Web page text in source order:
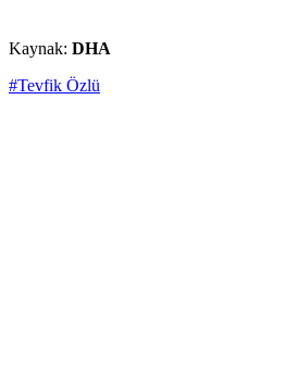
Kaynak: DHA
#Tevfik Özlü